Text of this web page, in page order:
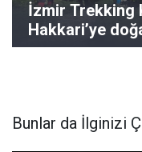
İzmir Trekking
Hakkari’ye
Bunlar da İlginizi